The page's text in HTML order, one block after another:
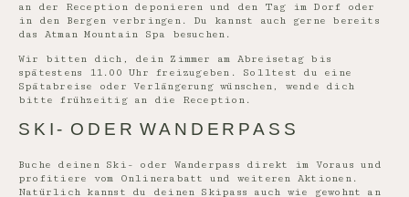
an der Reception deponieren und den Tag im Dorf oder
in den Bergen verbringen. Du kannst auch gerne bereits
das Atman Mountain Spa besuchen.
Wir bitten dich, dein Zimmer am Abreisetag bis
spätestens 11.00 Uhr freizugeben. Solltest du eine
Spätabreise oder Verlängerung wünschen, wende dich
bitte frühzeitig an die Reception.
SKI- ODER WANDERPASS
Buche deinen Ski- oder Wanderpass direkt im Voraus und
profitiere vom Onlinerabatt und weiteren Aktionen.
Natürlich kannst du deinen Skipass auch wie gewohnt an